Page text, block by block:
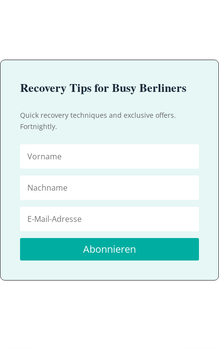
Recovery Tips for Busy Berliners
Quick recovery techniques and exclusive offers.
Fortnightly.
Abonnieren